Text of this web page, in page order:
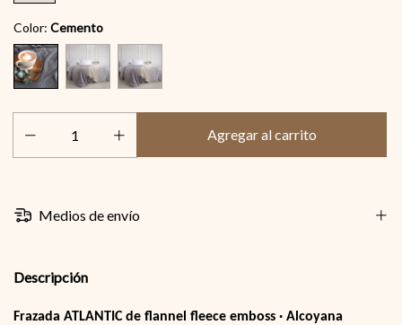
Color: Cemento
Medios de envío
Descripción
Frazada ATLANTIC de flannel fleece emboss · Alcoyana